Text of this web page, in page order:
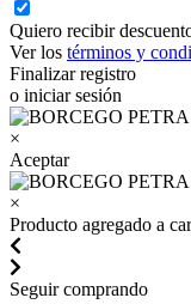
Quiero recibir
Ver los términos y
Finalizar registro
o iniciar sesión
×
Aceptar
×
Producto agregado a
Seguir comprando